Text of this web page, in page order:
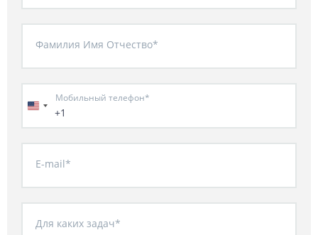
Фамилия Имя Отчество*
+1
Мобильный телефон*
E-mail*
Для каких задач*